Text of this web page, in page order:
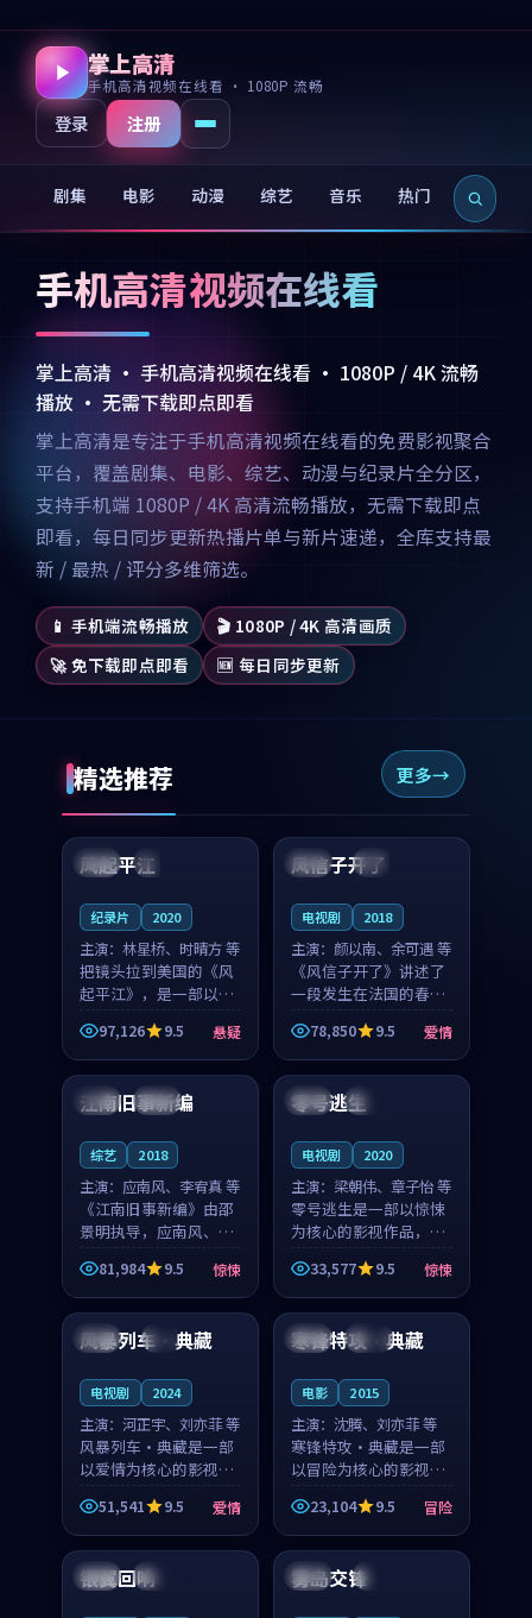
掌上高清
手机高清视频在线看 · 1080P 流畅
登录 注册
剧集 电影 动漫 综艺 音乐 热门 新片
手机高清视频在线看
掌上高清 · 手机高清视频在线看 · 1080P / 4K 流畅
播放 · 无需下载即点即看
掌上高清是专注于手机高清视频在线看的免费影视聚合
平台，覆盖剧集、电影、综艺、动漫与纪录片全分区，
支持手机端 1080P / 4K 高清流畅播放，无需下载即点
即看，每日同步更新热播片单与新片速递，全库支持最
新 / 最热 / 评分多维筛选。
📱 手机端流畅播放
🎬 1080P / 4K 高清画质
🚀 免下载即点即看
🆕 每日同步更新
精选推荐 更多
美国 完结
99:07
风起平江
纪录片 2020
主演： 林星桥、时晴方 等
把镜头拉到美国的《风
起平江》，是一部以时
光记忆为底色的悬疑作
品。林星桥和时晴方贡
献了2020年颇受关注的
合作演出，影片在情感
层次与现实质感之间
97,126 9.5 悬疑
法国 4K
99:21
风信子开了
电视剧 2018
主演： 颜以南、余可遇 等
《风信子开了》讲述了
一段发生在法国的春日
漫步故事。颜以南饰演
的主角与余可遇的角色
因一场意外卷入更深的
纠葛，爱情元素贯穿始
终，节奏稳健而富有张
78,850 9.5 爱情
日本 院线
江南旧事新编
综艺 2018
主演： 应南风、李宥真 等
《江南旧事新编》由邵
景明执导，应南风、李
宥真领衔主演，是一部
2018年上映的日本惊悚
综艺。影片以邻里温情
遇到告别都浸着真实
81,984 9.5 惊悚
英国 完结
零号逃生
电视剧 2020
主演： 梁朝伟、章子怡 等
零号逃生是一部以惊悚
为核心的影视作品，围
绕危机、反转与人物成
长展开，整体节奏紧
凑，值得推荐观看。
33,577 9.5 惊悚
中国 4K
风暴列车·典藏
电视剧 2024
主演： 河正宇、刘亦菲 等
风暴列车·典藏是一部
以爱情为核心的影视作
品，围绕危机、反转与
人物成长展开，整体节
奏紧凑，值得推荐观
看。
51,541 9.5 爱情
法国 完结
寒锋特攻·典藏
电影 2015
主演： 沈腾、刘亦菲 等
寒锋特攻·典藏是一部
以冒险为核心的影视作
品，围绕危机、反转与
人物成长展开，整体节
奏紧凑，值得推荐观
看。
23,104 9.5 冒险
中国 高分
银翼回响 中国 4K
雾岛交锋